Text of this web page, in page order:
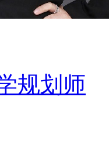
规划师